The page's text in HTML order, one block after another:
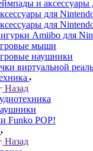
и аксессуары
для
для
Amiibo для
мыши
наушники
виртуальной
Назад
Funko POP!
Назад